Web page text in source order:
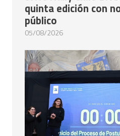
quinta edición con
público
05/08/2026